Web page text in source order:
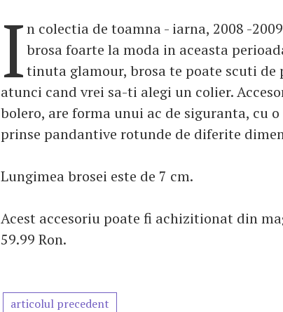
In colectia de toamna - iarna, 2008 -
brosa foarte la moda in aceasta
tinuta glamour, brosa te poate scuti de
atunci cand vrei sa-ti alegi un colier.
bolero, are forma unui ac de siguranta, cu
prinse pandantive rotunde de diferite
Lungimea brosei este de 7 cm.
Acest accesoriu poate fi achizitionat din
59.99 Ron.
articolul precedent